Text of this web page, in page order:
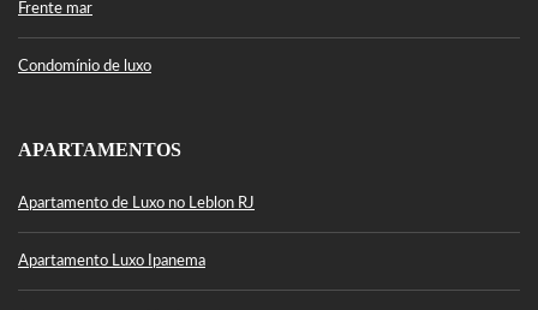
Frente mar
Condomínio de luxo
APARTAMENTOS
Apartamento de Luxo no Leblon RJ
Apartamento Luxo Ipanema